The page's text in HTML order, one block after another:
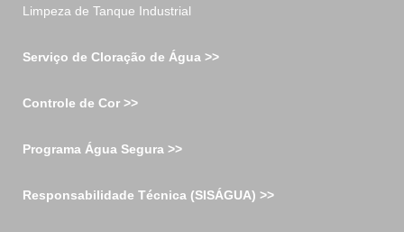
Limpeza de Tanque Industrial
Serviço de Cloração de Água >>
Controle de Cor >>
Programa Água Segura >>
Responsabilidade Técnica (SISÁGUA) >>